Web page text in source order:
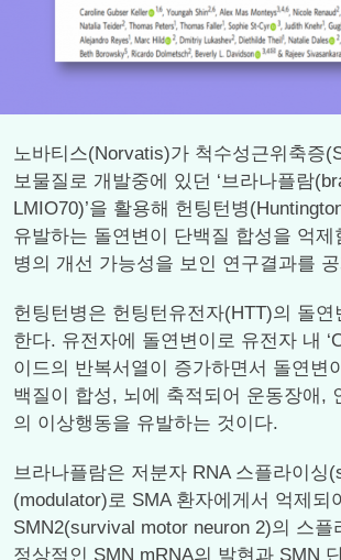
노바티스(Norvatis)가 척수성근위축증
보물질로 개발중에 있던 ‘브라나플람
LMIO70)’을 활용해 헌팅턴병
유발하는 돌연변이 단백질 합성을 억제
병의 개선 가능성을 보인 연구결과를
헌팅턴병은 헌팅턴유전자(HTT)의 돌연
한다. 유전자에 돌연변이로 유전자 내
이드의 반복서열이 증가하면서 돌연변
백질이 합성, 뇌에 축적되어 운동장애,
의 이상행동을 유발하는 것이다.
브라나플람은 저분자 RNA 스플라이싱
(modulator)로 SMA 환자에게서 억제되
SMN2(survival motor neuron 2)의 스플
정상적인 SMN mRNA의 발현과 SMN